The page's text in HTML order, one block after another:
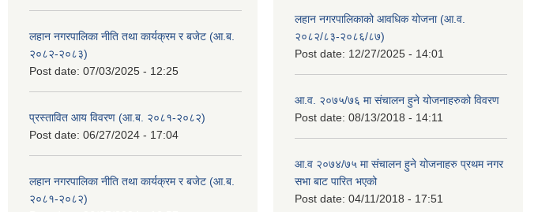
लहान नगरपालिका नीति तथा कार्यक्रम र बजेट (आ.ब.
२०८२-२०८३)
Post date: 07/03/2025 - 12:25
प्रस्तावित आय विवरण (आ.ब. २०८१-२०८२)
Post date: 06/27/2024 - 17:04
लहान नगरपालिका नीति तथा कार्यक्रम र बजेट (आ.ब.
२०८१-२०८२)
लहान नगरपालिकाको आवधिक योजना (आ.व.
२०८२/८३-२०८६/८७)
Post date: 12/27/2025 - 14:01
आ.व. २०७५/७६ मा संचालन हुने योजनाहरुको विवरण
Post date: 08/13/2018 - 14:11
आ.व २०७४/७५ मा संचालन हुने योजनाहरु प्रथम नगर
सभा बाट पारित भएको
Post date: 04/11/2018 - 17:51